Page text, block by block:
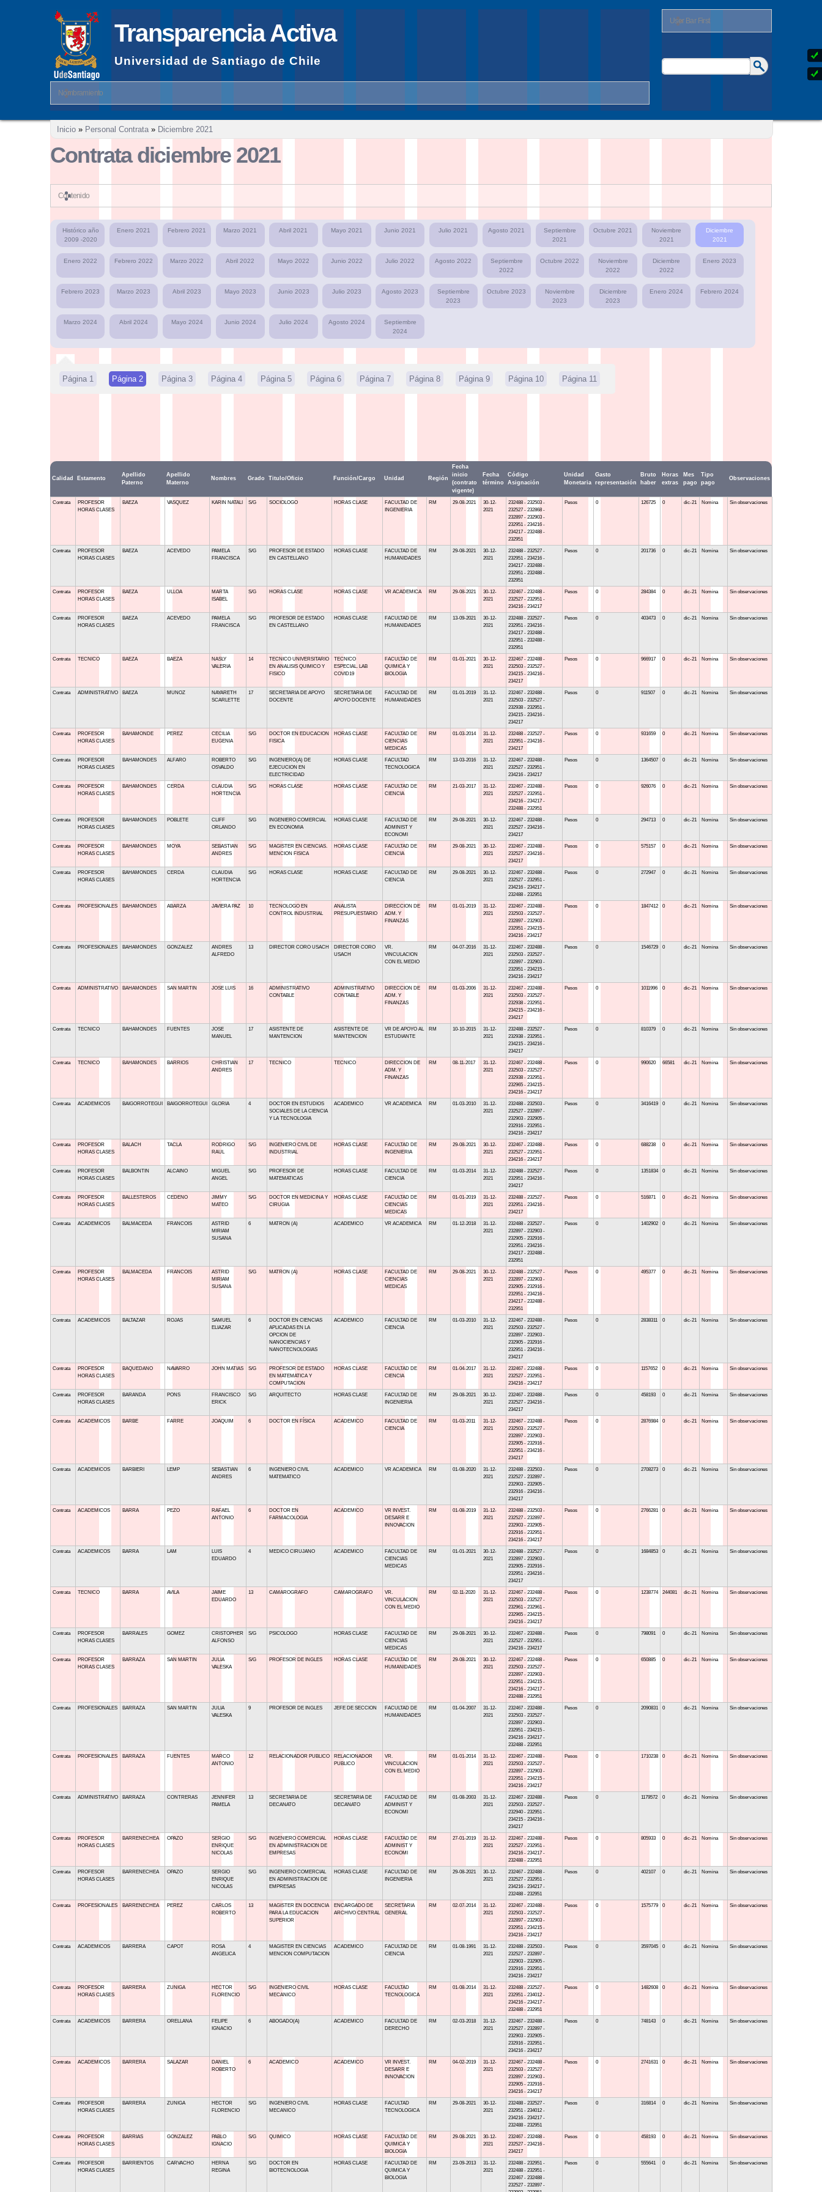
Transparencia Activa
Universidad de Santiago de Chile
Nombramiento
User Bar First
Formulario
búsqueda
Buscar
Se encuentra usted aquí
Inicio » Personal Contrata » Diciembre 2021
Contrata diciembre 2021
Contenido
Histórico año
2009 -2020
Enero 2021 Febrero 2021 Marzo 2021 Abril 2021 Mayo 2021 Junio 2021 Julio 2021 Agosto 2021
Septiembre
2021
Octubre 2021
Noviembre
2021
Diciembre
2021
Enero 2022 Febrero 2022 Marzo 2022 Abril 2022 Mayo 2022 Junio 2022 Julio 2022 Agosto 2022
Septiembre
2022
Octubre 2022
Noviembre
2022
Diciembre
2022
Enero 2023
Febrero 2023 Marzo 2023 Abril 2023 Mayo 2023 Junio 2023 Julio 2023 Agosto 2023
Septiembre
2023
Octubre 2023
Noviembre
2023
Diciembre
2023
Enero 2024 Febrero 2024
Marzo 2024 Abril 2024 Mayo 2024 Junio 2024 Julio 2024 Agosto 2024
Septiembre
2024
Página 1 Página 2 Página 3 Página 4 Página 5 Página 6 Página 7 Página 8 Página 9 Página 10 Página 11
Calidad Estamento
Apellido
Paterno
Apellido
Materno
Nombres Grado Titulo/Oficio Función/Cargo Unidad Región
Fecha
inicio
(contrato
vigente)
Fecha
término
Código
Asignación
Unidad
Monetaria
Gasto
representación
Bruto
haber
Horas
extras
Mes
pago
Tipo
pago
Observaciones
Contrata
PROFESOR
HORAS CLASES
BAEZA VASQUEZ KARIN NATALI S/G SOCIOLOGO HORAS CLASE
FACULTAD DE
INGENIERIA
RM 29-08-2021
30-12-
2021
232488 - 232503 -
232527 - 232868 -
232897 - 232903 -
232951 - 234216 -
234217 - 232488 -
232951
Pesos 0 126725 0 dic-21 Nomina Sin observaciones
Contrata
PROFESOR
HORAS CLASES
BAEZA ACEVEDO
PAMELA
FRANCISCA
S/G
PROFESOR DE ESTADO
EN CASTELLANO
HORAS CLASE
FACULTAD DE
HUMANIDADES
RM 29-08-2021
30-12-
2021
232488 - 232527 -
232951 - 234216 -
234217 - 232488 -
232951 - 232488 -
232951
Pesos 0 201736 0 dic-21 Nomina Sin observaciones
Contrata
PROFESOR
HORAS CLASES
BAEZA ULLOA
MARTA
ISABEL
S/G HORAS CLASE HORAS CLASE VR ACADEMICA RM 29-08-2021
30-12-
2021
232467 - 232488 -
232527 - 232951 -
234216 - 234217
Pesos 0 284384 0 dic-21 Nomina Sin observaciones
Contrata
PROFESOR
HORAS CLASES
BAEZA ACEVEDO
PAMELA
FRANCISCA
S/G
PROFESOR DE ESTADO
EN CASTELLANO
HORAS CLASE
FACULTAD DE
HUMANIDADES
RM 13-09-2021
30-12-
2021
232488 - 232527 -
232951 - 234216 -
234217 - 232488 -
232951 - 232488 -
232951
Pesos 0 403473 0 dic-21 Nomina Sin observaciones
Contrata TECNICO BAEZA BAEZA
NASLY
VALERIA
14
TECNICO UNIVERSITARIO
EN ANALISIS QUIMICO Y
FISICO
TECNICO
ESPECIAL. LAB
COVID19
FACULTAD DE
QUIMICA Y
BIOLOGIA
RM 01-01-2021
30-12-
2021
232467 - 232488 -
232503 - 232527 -
234215 - 234216 -
234217
Pesos 0 966917 0 dic-21 Nomina Sin observaciones
Contrata ADMINISTRATIVO BAEZA MUNOZ
NAYARETH
SCARLETTE
17
SECRETARIA DE APOYO
DOCENTE
SECRETARIA DE
APOYO DOCENTE
FACULTAD DE
HUMANIDADES
RM 01-01-2019
31-12-
2021
232467 - 232488 -
232503 - 232527 -
232938 - 232951 -
234215 - 234216 -
234217
Pesos 0 911507 0 dic-21 Nomina Sin observaciones
Contrata
PROFESOR
HORAS CLASES
BAHAMONDE PEREZ
CECILIA
EUGENIA
S/G
DOCTOR EN EDUCACION
FISICA
HORAS CLASE
FACULTAD DE
CIENCIAS
MEDICAS
RM 01-03-2014
31-12-
2021
232488 - 232527 -
232951 - 234216 -
234217
Pesos 0 931659 0 dic-21 Nomina Sin observaciones
Contrata
PROFESOR
HORAS CLASES
BAHAMONDES ALFARO
ROBERTO
OSVALDO
S/G
INGENIERO(A) DE
EJECUCION EN
ELECTRICIDAD
HORAS CLASE
FACULTAD
TECNOLOGICA
RM 13-03-2016
31-12-
2021
232467 - 232488 -
232527 - 232951 -
234216 - 234217
Pesos 0 1364507 0 dic-21 Nomina Sin observaciones
Contrata
PROFESOR
HORAS CLASES
BAHAMONDES CERDA
CLAUDIA
HORTENCIA
S/G HORAS CLASE HORAS CLASE
FACULTAD DE
CIENCIA
RM 21-03-2017
31-12-
2021
232467 - 232488 -
232527 - 232951 -
234216 - 234217 -
232488 - 232951
Pesos 0 926076 0 dic-21 Nomina Sin observaciones
Contrata
PROFESOR
HORAS CLASES
BAHAMONDES POBLETE
CLIFF
ORLANDO
S/G
INGENIERO COMERCIAL
EN ECONOMIA
HORAS CLASE
FACULTAD DE
ADMINIST Y
ECONOMI
RM 29-08-2021
30-12-
2021
232467 - 232488 -
232527 - 234216 -
234217
Pesos 0 294713 0 dic-21 Nomina Sin observaciones
Contrata
PROFESOR
HORAS CLASES
BAHAMONDES MOYA
SEBASTIAN
ANDRES
S/G
MAGISTER EN CIENCIAS.
MENCION FISICA
HORAS CLASE
FACULTAD DE
CIENCIA
RM 29-08-2021
30-12-
2021
232467 - 232488 -
232527 - 234216 -
234217
Pesos 0 575157 0 dic-21 Nomina Sin observaciones
Contrata
PROFESOR
HORAS CLASES
BAHAMONDES CERDA
CLAUDIA
HORTENCIA
S/G HORAS CLASE HORAS CLASE
FACULTAD DE
CIENCIA
RM 29-08-2021
30-12-
2021
232467 - 232488 -
232527 - 232951 -
234216 - 234217 -
232488 - 232951
Pesos 0 272947 0 dic-21 Nomina Sin observaciones
Contrata PROFESIONALES BAHAMONDES ABARZA JAVIERA PAZ 10
TECNOLOGO EN
CONTROL INDUSTRIAL
ANALISTA
PRESUPUESTARIO
DIRECCION DE
ADM. Y
FINANZAS
RM 01-01-2019
31-12-
2021
232467 - 232488 -
232503 - 232527 -
232897 - 232903 -
232951 - 234215 -
234216 - 234217
Pesos 0 1847412 0 dic-21 Nomina Sin observaciones
Contrata PROFESIONALES BAHAMONDES GONZALEZ
ANDRES
ALFREDO
13 DIRECTOR CORO USACH
DIRECTOR CORO
USACH
VR.
VINCULACION
CON EL MEDIO
RM 04-07-2016
31-12-
2021
232467 - 232488 -
232503 - 232527 -
232897 - 232903 -
232951 - 234215 -
234216 - 234217
Pesos 0 1546729 0 dic-21 Nomina Sin observaciones
Contrata ADMINISTRATIVO BAHAMONDES SAN MARTIN JOSE LUIS 16
ADMINISTRATIVO
CONTABLE
ADMINISTRATIVO
CONTABLE
DIRECCION DE
ADM. Y
FINANZAS
RM 01-03-2006
31-12-
2021
232467 - 232488 -
232503 - 232527 -
232938 - 232951 -
234215 - 234216 -
234217
Pesos 0 1011996 0 dic-21 Nomina Sin observaciones
Contrata TECNICO BAHAMONDES FUENTES
JOSE
MANUEL
17
ASISTENTE DE
MANTENCION
ASISTENTE DE
MANTENCION
VR DE APOYO AL
ESTUDIANTE
RM 10-10-2015
31-12-
2021
232488 - 232527 -
232938 - 232951 -
234215 - 234216 -
234217
Pesos 0 810379 0 dic-21 Nomina Sin observaciones
Contrata TECNICO BAHAMONDES BARRIOS
CHRISTIAN
ANDRES
17 TECNICO TECNICO
DIRECCION DE
ADM. Y
FINANZAS
RM 08-11-2017
31-12-
2021
232467 - 232488 -
232503 - 232527 -
232938 - 232951 -
232965 - 234215 -
234216 - 234217
Pesos 0 990620 66581 dic-21 Nomina Sin observaciones
Contrata ACADEMICOS BAIGORROTEGUI BAIGORROTEGUI GLORIA 4
DOCTOR EN ESTUDIOS
SOCIALES DE LA CIENCIA
Y LA TECNOLOGIA
ACADEMICO VR ACADEMICA RM 01-03-2010
31-12-
2021
232488 - 232503 -
232527 - 232897 -
232903 - 232905 -
232916 - 232951 -
234216 - 234217
Pesos 0 3416419 0 dic-21 Nomina Sin observaciones
Contrata
PROFESOR
HORAS CLASES
BALACH TACLA
RODRIGO
RAUL
S/G
INGENIERO CIVIL DE
INDUSTRIAL
HORAS CLASE
FACULTAD DE
INGENIERIA
RM 29-08-2021
30-12-
2021
232467 - 232488 -
232527 - 232951 -
234216 - 234217
Pesos 0 688238 0 dic-21 Nomina Sin observaciones
Contrata
PROFESOR
HORAS CLASES
BALBONTIN ALCAINO
MIGUEL
ANGEL
S/G
PROFESOR DE
MATEMATICAS
HORAS CLASE
FACULTAD DE
CIENCIA
RM 01-03-2014
31-12-
2021
232488 - 232527 -
232951 - 234216 -
234217
Pesos 0 1351834 0 dic-21 Nomina Sin observaciones
Contrata
PROFESOR
HORAS CLASES
BALLESTEROS CEDENO
JIMMY
MATEO
S/G
DOCTOR EN MEDICINA Y
CIRUGIA
HORAS CLASE
FACULTAD DE
CIENCIAS
MEDICAS
RM 01-01-2019
31-12-
2021
232488 - 232527 -
232951 - 234216 -
234217
Pesos 0 516871 0 dic-21 Nomina Sin observaciones
Contrata ACADEMICOS BALMACEDA FRANCOIS
ASTRID
MIRIAM
SUSANA
6 MATRON (A) ACADEMICO VR ACADEMICA RM 01-12-2018
31-12-
2021
232488 - 232527 -
232897 - 232903 -
232905 - 232916 -
232951 - 234216 -
234217 - 232488 -
232951
Pesos 0 1402902 0 dic-21 Nomina Sin observaciones
Contrata
PROFESOR
HORAS CLASES
BALMACEDA FRANCOIS
ASTRID
MIRIAM
SUSANA
S/G MATRON (A) HORAS CLASE
FACULTAD DE
CIENCIAS
MEDICAS
RM 29-08-2021
30-12-
2021
232488 - 232527 -
232897 - 232903 -
232905 - 232916 -
232951 - 234216 -
234217 - 232488 -
232951
Pesos 0 495377 0 dic-21 Nomina Sin observaciones
Contrata ACADEMICOS BALTAZAR ROJAS
SAMUEL
ELIAZAR
6
DOCTOR EN CIENCIAS
APLICADAS EN LA
OPCION DE
NANOCIENCIAS Y
NANOTECNOLOGIAS
ACADEMICO
FACULTAD DE
CIENCIA
RM 01-03-2010
31-12-
2021
232467 - 232488 -
232503 - 232527 -
232897 - 232903 -
232905 - 232916 -
232951 - 234216 -
234217
Pesos 0 2838311 0 dic-21 Nomina Sin observaciones
Contrata
PROFESOR
HORAS CLASES
BAQUEDANO NAVARRO JOHN MATIAS S/G
PROFESOR DE ESTADO
EN MATEMATICA Y
COMPUTACION
HORAS CLASE
FACULTAD DE
CIENCIA
RM 01-04-2017
31-12-
2021
232467 - 232488 -
232527 - 232951 -
234216 - 234217
Pesos 0 1157652 0 dic-21 Nomina Sin observaciones
Contrata
PROFESOR
HORAS CLASES
BARANDA PONS
FRANCISCO
ERICK
S/G ARQUITECTO HORAS CLASE
FACULTAD DE
INGENIERIA
RM 29-08-2021
30-12-
2021
232467 - 232488 -
232527 - 234216 -
234217
Pesos 0 458193 0 dic-21 Nomina Sin observaciones
Contrata ACADEMICOS BARBE FARRE JOAQUIM 6 DOCTOR EN FÍSICA ACADEMICO
FACULTAD DE
CIENCIA
RM 01-03-2011
31-12-
2021
232467 - 232488 -
232503 - 232527 -
232897 - 232903 -
232905 - 232916 -
232951 - 234216 -
234217
Pesos 0 2876984 0 dic-21 Nomina Sin observaciones
Contrata ACADEMICOS BARBIERI LEMP
SEBASTIAN
ANDRES
6
INGENIERO CIVIL
MATEMATICO
ACADEMICO VR ACADEMICA RM 01-08-2020
31-12-
2021
232488 - 232503 -
232527 - 232897 -
232903 - 232905 -
232916 - 234216 -
234217
Pesos 0 2708273 0 dic-21 Nomina Sin observaciones
Contrata ACADEMICOS BARRA PEZO
RAFAEL
ANTONIO
6
DOCTOR EN
FARMACOLOGIA
ACADEMICO
VR INVEST.
DESARR E
INNOVACION
RM 01-08-2019
31-12-
2021
232488 - 232503 -
232527 - 232897 -
232903 - 232905 -
232916 - 232951 -
234216 - 234217
Pesos 0 2766281 0 dic-21 Nomina Sin observaciones
Contrata ACADEMICOS BARRA LAM
LUIS
EDUARDO
4 MEDICO CIRUJANO ACADEMICO
FACULTAD DE
CIENCIAS
MEDICAS
RM 01-01-2021
30-12-
2021
232488 - 232527 -
232897 - 232903 -
232905 - 232916 -
232951 - 234216 -
234217
Pesos 0 1684853 0 dic-21 Nomina Sin observaciones
Contrata TECNICO BARRA AVILA
JAIME
EDUARDO
13 CAMAROGRAFO CAMAROGRAFO
VR.
VINCULACION
CON EL MEDIO
RM 02-11-2020
31-12-
2021
232467 - 232488 -
232503 - 232527 -
232961 - 232961 -
232965 - 234215 -
234216 - 234217
Pesos 0 1238774 244081 dic-21 Nomina Sin observaciones
Contrata
PROFESOR
HORAS CLASES
BARRALES GOMEZ
CRISTOPHER
ALFONSO
S/G PSICOLOGO HORAS CLASE
FACULTAD DE
CIENCIAS
MEDICAS
RM 29-08-2021
30-12-
2021
232467 - 232488 -
232527 - 232951 -
234216 - 234217
Pesos 0 798091 0 dic-21 Nomina Sin observaciones
Contrata
PROFESOR
HORAS CLASES
BARRAZA SAN MARTIN
JULIA
VALESKA
S/G PROFESOR DE INGLES HORAS CLASE
FACULTAD DE
HUMANIDADES
RM 29-08-2021
30-12-
2021
232467 - 232488 -
232503 - 232527 -
232897 - 232903 -
232951 - 234215 -
234216 - 234217 -
232488 - 232951
Pesos 0 650885 0 dic-21 Nomina Sin observaciones
Contrata PROFESIONALES BARRAZA SAN MARTIN
JULIA
VALESKA
9 PROFESOR DE INGLES JEFE DE SECCION
FACULTAD DE
HUMANIDADES
RM 01-04-2007
31-12-
2021
232467 - 232488 -
232503 - 232527 -
232897 - 232903 -
232951 - 234215 -
234216 - 234217 -
232488 - 232951
Pesos 0 2090831 0 dic-21 Nomina Sin observaciones
Contrata PROFESIONALES BARRAZA FUENTES
MARCO
ANTONIO
12 RELACIONADOR PUBLICO
RELACIONADOR
PUBLICO
VR.
VINCULACION
CON EL MEDIO
RM 01-01-2014
31-12-
2021
232467 - 232488 -
232503 - 232527 -
232897 - 232903 -
232951 - 234215 -
234216 - 234217
Pesos 0 1710238 0 dic-21 Nomina Sin observaciones
Contrata ADMINISTRATIVO BARRAZA CONTRERAS
JENNIFER
PAMELA
13
SECRETARIA DE
DECANATO
SECRETARIA DE
DECANATO
FACULTAD DE
ADMINIST Y
ECONOMI
RM 01-08-2003
31-12-
2021
232467 - 232488 -
232503 - 232527 -
232940 - 232951 -
234215 - 234216 -
234217
Pesos 0 1179572 0 dic-21 Nomina Sin observaciones
Contrata
PROFESOR
HORAS CLASES
BARRENECHEA OPAZO
SERGIO
ENRIQUE
NICOLAS
S/G
INGENIERO COMERCIAL
EN ADMINISTRACION DE
EMPRESAS
HORAS CLASE
FACULTAD DE
ADMINIST Y
ECONOMI
RM 27-01-2019
31-12-
2021
232467 - 232488 -
232527 - 232951 -
234216 - 234217 -
232488 - 232951
Pesos 0 805933 0 dic-21 Nomina Sin observaciones
Contrata
PROFESOR
HORAS CLASES
BARRENECHEA OPAZO
SERGIO
ENRIQUE
NICOLAS
S/G
INGENIERO COMERCIAL
EN ADMINISTRACION DE
EMPRESAS
HORAS CLASE
FACULTAD DE
INGENIERIA
RM 29-08-2021
30-12-
2021
232467 - 232488 -
232527 - 232951 -
234216 - 234217 -
232488 - 232951
Pesos 0 402107 0 dic-21 Nomina Sin observaciones
Contrata PROFESIONALES BARRENECHEA PEREZ
CARLOS
ROBERTO
13
MAGISTER EN DOCENCIA
PARA LA EDUCACION
SUPERIOR
ENCARGADO DE
ARCHIVO CENTRAL
SECRETARIA
GENERAL
RM 02-07-2014
31-12-
2021
232467 - 232488 -
232503 - 232527 -
232897 - 232903 -
232951 - 234215 -
234216 - 234217
Pesos 0 1575779 0 dic-21 Nomina Sin observaciones
Contrata ACADEMICOS BARRERA CAPOT
ROSA
ANGELICA
4
MAGISTER EN CIENCIAS
MENCION COMPUTACION
ACADEMICO
FACULTAD DE
CIENCIA
RM 01-08-1991
31-12-
2021
232488 - 232503 -
232527 - 232897 -
232903 - 232905 -
232916 - 232951 -
234216 - 234217
Pesos 0 3597045 0 dic-21 Nomina Sin observaciones
Contrata
PROFESOR
HORAS CLASES
BARRERA ZUNIGA
HECTOR
FLORENCIO
S/G
INGENIERO CIVIL
MECANICO
HORAS CLASE
FACULTAD
TECNOLOGICA
RM 01-08-2014
31-12-
2021
232488 - 232527 -
232951 - 234012 -
234216 - 234217 -
232488 - 232951
Pesos 0 1482608 0 dic-21 Nomina Sin observaciones
Contrata ACADEMICOS BARRERA ORELLANA
FELIPE
IGNACIO
6 ABOGADO(A) ACADEMICO
FACULTAD DE
DERECHO
RM 02-03-2018
31-12-
2021
232467 - 232488 -
232527 - 232897 -
232903 - 232905 -
232916 - 232951 -
234216 - 234217
Pesos 0 748143 0 dic-21 Nomina Sin observaciones
Contrata ACADEMICOS BARRERA SALAZAR
DANIEL
ROBERTO
6 ACADEMICO ACADEMICO
VR INVEST.
DESARR E
INNOVACION
RM 04-02-2019
31-12-
2021
232467 - 232488 -
232503 - 232527 -
232897 - 232903 -
232905 - 232916 -
234216 - 234217
Pesos 0 2741631 0 dic-21 Nomina Sin observaciones
Contrata
PROFESOR
HORAS CLASES
BARRERA ZUNIGA
HECTOR
FLORENCIO
S/G
INGENIERO CIVIL
MECANICO
HORAS CLASE
FACULTAD
TECNOLOGICA
RM 29-08-2021
30-12-
2021
232488 - 232527 -
232951 - 234012 -
234216 - 234217 -
232488 - 232951
Pesos 0 316814 0 dic-21 Nomina Sin observaciones
Contrata
PROFESOR
HORAS CLASES
BARRIAS GONZALEZ
PABLO
IGNACIO
S/G QUIMICO HORAS CLASE
FACULTAD DE
QUIMICA Y
BIOLOGIA
RM 29-08-2021
30-12-
2021
232467 - 232488 -
232527 - 234216 -
234217
Pesos 0 458193 0 dic-21 Nomina Sin observaciones
Contrata
PROFESOR
HORAS CLASES
BARRIENTOS CARVACHO
HERNA
REGINA
S/G
DOCTOR EN
BIOTECNOLOGIA
HORAS CLASE
FACULTAD DE
QUIMICA Y
BIOLOGIA
RM 23-09-2013
31-12-
2021
232488 - 232951 -
232488 - 232951 -
232467 - 232488 -
232527 - 232897 -
Pesos 0 555641 0 dic-21 Nomina Sin observaciones